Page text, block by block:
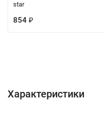
star
854 ₽
Характеристики